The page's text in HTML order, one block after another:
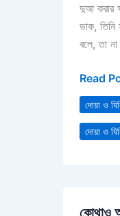
দুআ করার
ডাক, তিনি
বলে, তা
হয়?
Read
দোয়া ও
দোয়া ও
কোথাও
অবতরনের